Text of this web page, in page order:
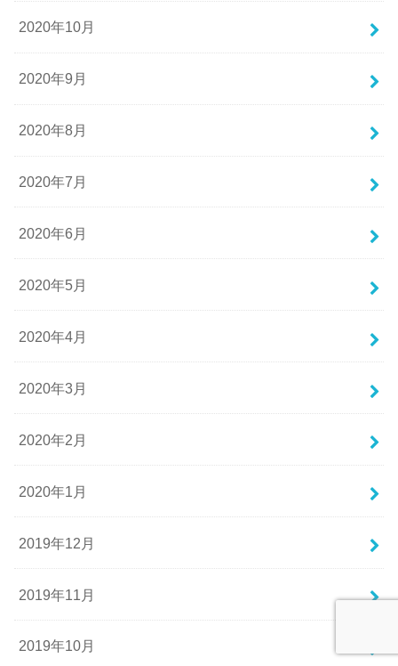
2020年10月
2020年9月
2020年8月
2020年7月
2020年6月
2020年5月
2020年4月
2020年3月
2020年2月
2020年1月
2019年12月
2019年11月
2019年10月